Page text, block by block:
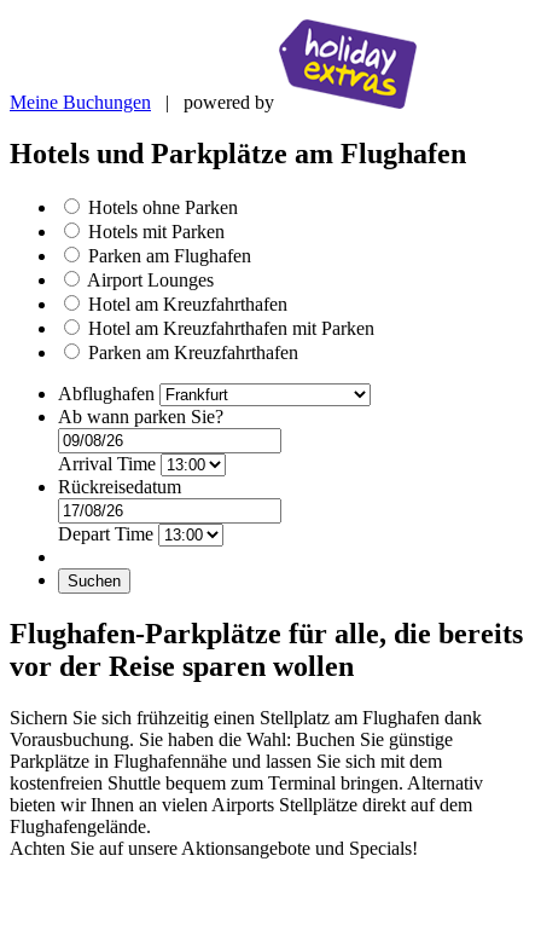
Meine Buchungen | powered by
Hotels und Parkplätze am Flughafen
Hotels ohne Parken
Hotels mit Parken
Parken am Flughafen
Airport Lounges
Hotel am Kreuzfahrthafen
Hotel am Kreuzfahrthafen mit Parken
Parken am Kreuzfahrthafen
Abflughafen
Ab wann parken Sie?
Arrival Time
Rückreisedatum
Depart Time
Suchen
Flughafen-Parkplätze für alle, die bereits
vor der Reise sparen wollen
Sichern Sie sich frühzeitig einen Stellplatz am Flughafen dank
Vorausbuchung. Sie haben die Wahl: Buchen Sie günstige
Parkplätze in Flughafennähe und lassen Sie sich mit dem
kostenfreien Shuttle bequem zum Terminal bringen. Alternativ
bieten wir Ihnen an vielen Airports Stellplätze direkt auf dem
Flughafengelände.
Achten Sie auf unsere Aktionsangebote und Specials!